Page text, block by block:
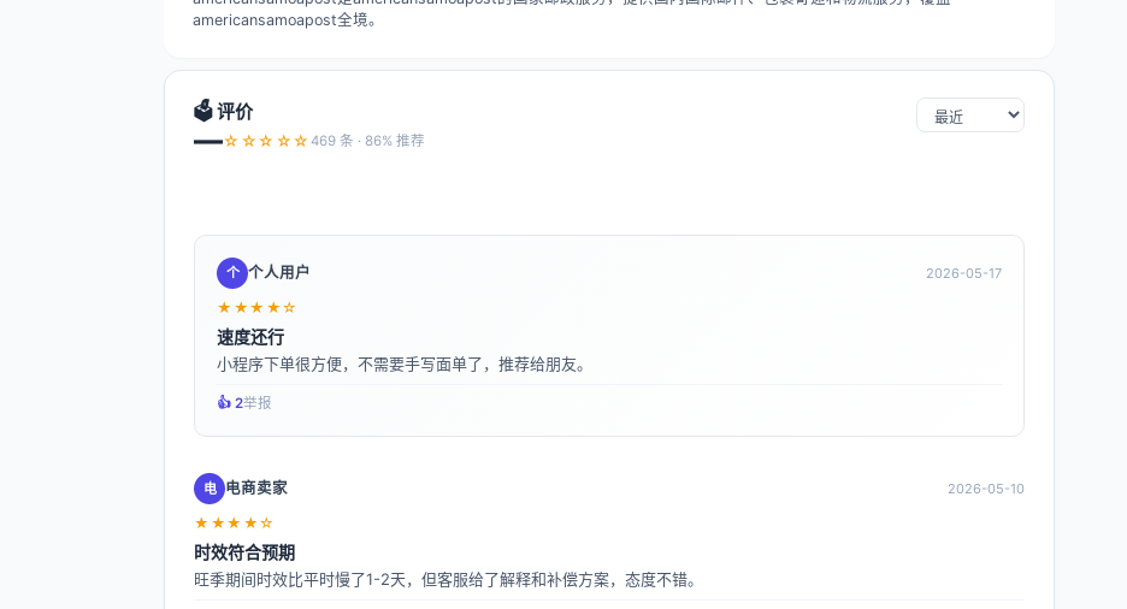
americansamoapost全境。
🗳️ 评价
—☆☆☆☆☆ 469 条 · 86% 推荐
个 个人用户 2026-05-17
★★★★☆
速度还行
小程序下单很方便，不需要手写面单了，推荐给朋友。
👍️ 2举报
电 电商卖家 2026-05-10
★★★★☆
时效符合预期
旺季期间时效比平时慢了1-2天，但客服给了解释和补偿方案，态度不错。